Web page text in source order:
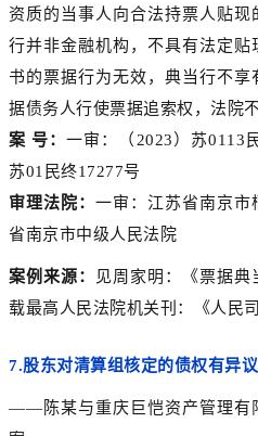
资质的当事人向合法持票人贴现
行并非金融机构，不具有法定
书的票据行为无效，典当行不
据债务人行使票据追索权，法院不
案 号：一审：（2023）苏0113
苏01民终17277号
审理法院：一审：江苏省南京市
省南京市中级人民法院
案例来源：
见周家明：《票据典
载最高人民法院机关刊：《人民
7.股东对清算组核定的债权有异
——陈某与重庆巨恺资产管理有